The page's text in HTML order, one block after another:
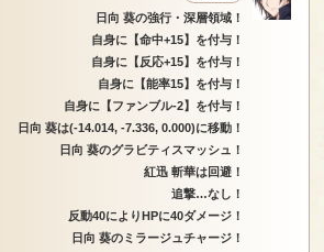
日向 葵の強行・深層領域！
自身に【命中+15】を付与！
自身に【反応+15】を付与！
自身に【能率15】を付与！
自身に【ファンブル-2】を付与！
日向 葵は(-14.014, -7.336, 0.000)に移動！
日向 葵のグラビティスマッシュ！
紅迅 斬華は回避！
追撃…なし！
反動40によりHPに40ダメージ！
日向 葵のミラージュチャージ！